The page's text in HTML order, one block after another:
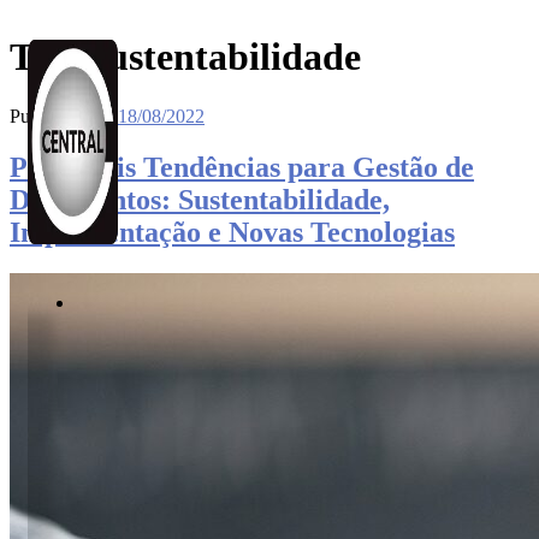
BPO
Tag:sustentabilidade
Publicado em 18/08/2022
Principais Tendências para Gestão de
Documentos: Sustentabilidade,
Implementação e Novas Tecnologias